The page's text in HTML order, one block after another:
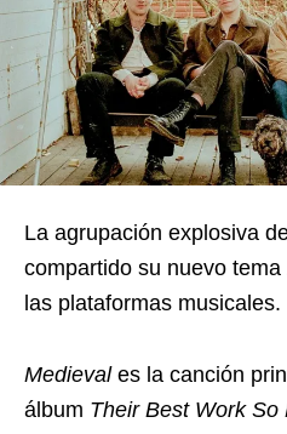
La agrupación explosiva
compartido su nuevo tema
las plataformas musicales.
Medieval es la canción
álbum Their Best Work So